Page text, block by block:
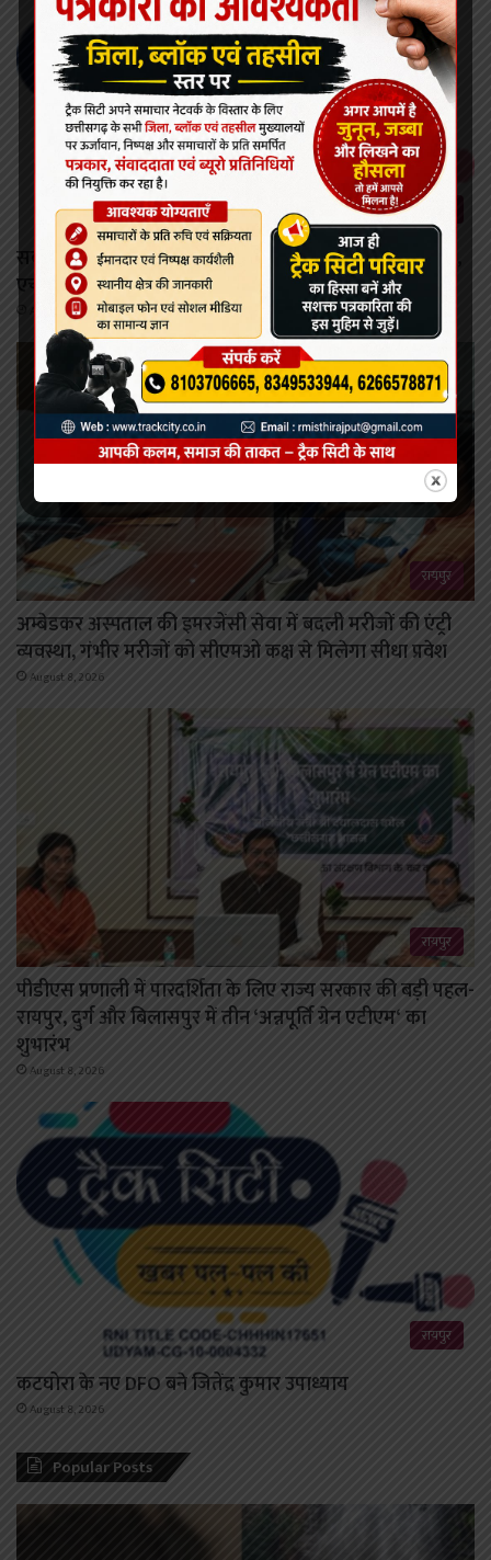
छत्तीसगढ़
सर्वाइकल कैंसर से बचाव की दिशा में छत्तीसगढ़ की बड़ी छलांग,
एचपीवी टीकाकरण अभियान को मिल रहा व्यापक जनसमर्थन
August 8, 2026
रायपुर
अम्बेडकर अस्पताल की इमरजेंसी सेवा में बदली मरीजों की एंट्री
व्यवस्था, गंभीर मरीजों को सीएमओ कक्ष से मिलेगा सीधा प्रवेश
August 8, 2026
रायपुर
पीडीएस प्रणाली में पारदर्शिता के लिए राज्य सरकार की बड़ी पहल-
रायपुर, दुर्ग और बिलासपुर में तीन ‘अन्नपूर्ति ग्रेन एटीएम‘ का
शुभारंभ
August 8, 2026
रायपुर
कटघोरा के नए DFO बने जितेंद्र कुमार उपाध्याय
August 8, 2026
Popular Posts